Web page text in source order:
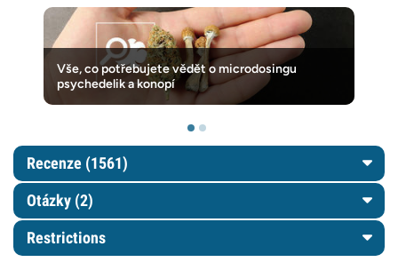
Vše, co potřebujete vědět o microdosingu
psychedelik a konopí
Recenze (1561)
Otázky (2)
Restrictions